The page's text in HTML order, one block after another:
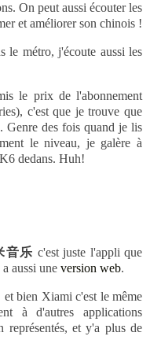
On peut aussi écouter les
et améliorer son chinois !
le métro, j'écoute aussi les
le prix de l'abonnement
c'est que je trouve que
Genre des fois quand je lis
le niveau, je galère à
dedans. Huh!
音乐 c'est juste l'appli que
aussi une version web.
et bien Xiami c'est le même
à d'autres applications
représentés, et y'a plus de